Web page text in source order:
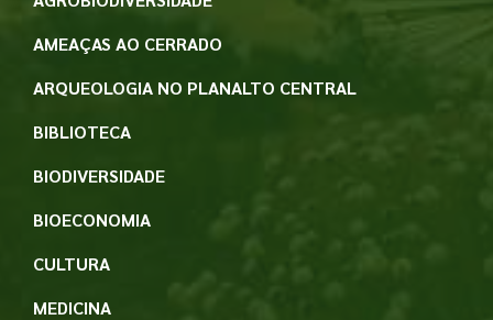
AMEAÇAS AO CERRADO
ARQUEOLOGIA NO PLANALTO CENTRAL
BIBLIOTECA
BIODIVERSIDADE
BIOECONOMIA
CULTURA
MEDICINA